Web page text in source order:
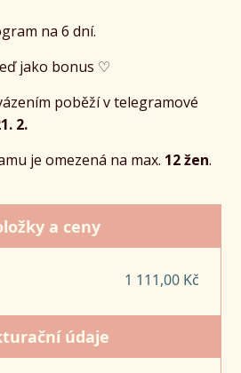
na 6 dní.
jako bonus ♡
poběží v telegramové
2.
je omezená na max. 12 žen.
a ceny
1 111,00 Kč
údaje